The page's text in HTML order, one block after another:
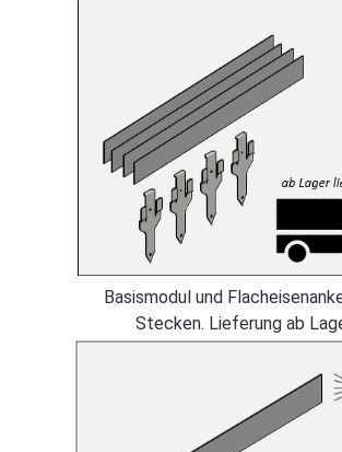
Basismodul und
Stecken. Lieferung ab